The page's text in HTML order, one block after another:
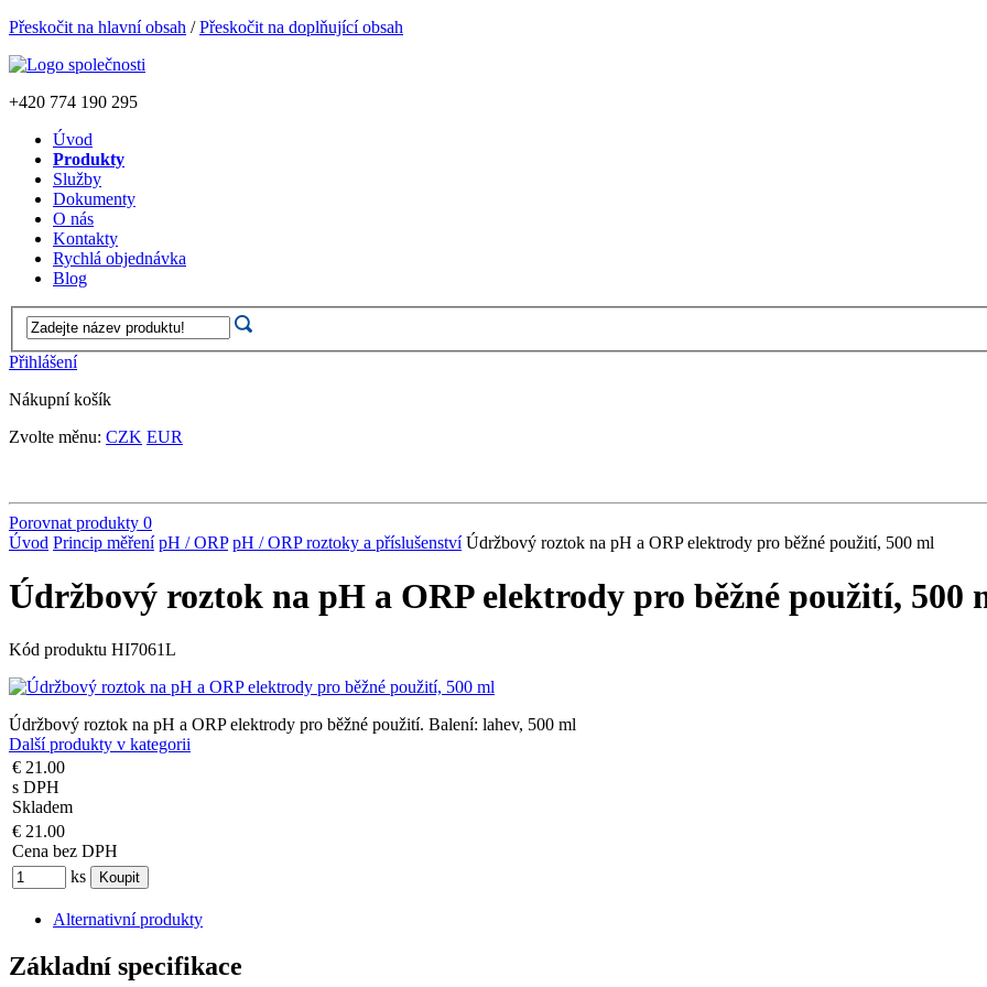
Přeskočit na hlavní obsah /Přeskočit na doplňující obsah
+420 774 190 295
Úvod
Produkty
Služby
Dokumenty
O nás
Kontakty
Rychlá objednávka
Blog
Přihlášení
Nákupní košík
Zvolte měnu: CZK EUR
Porovnat produkty 0
Úvod Princip měření pH / ORP pH / ORP roztoky a příslušenství Údržbový roztok na pH a ORP elektrody pro běžné použití, 500 ml
Údržbový roztok na pH a ORP elektrody pro běžné použití, 500
Kód produktu HI7061L
Údržbový roztok na pH a ORP elektrody pro běžné použití. Balení: lahev, 500 ml
Další produkty v kategorii
€ 21.00
s DPH
Skladem
€ 21.00
Cena bez DPH
ks
Alternativní produkty
Základní specifikace